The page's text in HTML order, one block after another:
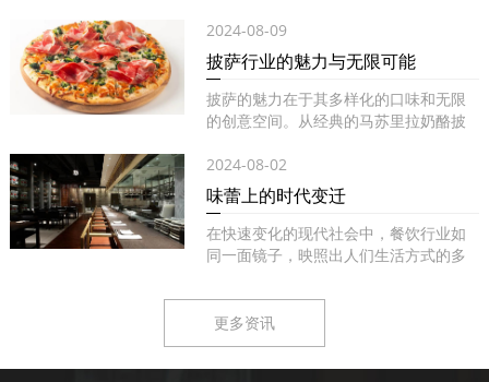
2024-08-09
披萨行业的魅力与无限可能
披萨的魅力在于其多样化的口味和无限
的创意空间。从经典的马苏里拉奶酪披
2024-08-02
味蕾上的时代变迁
在快速变化的现代社会中，餐饮行业如
同一面镜子，映照出人们生活方式的多
更多资讯